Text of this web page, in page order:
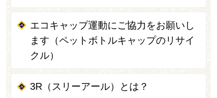
エコキャップ運動にご協力をお願いし
ます（ペットボトルキャップのリサイ
クル）
3R（スリーアール）とは？